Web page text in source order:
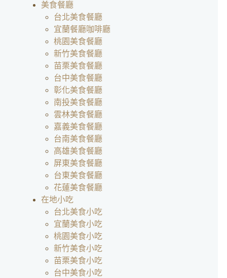
美食餐廳
台北美食餐廳
宜蘭餐廳咖啡廳
桃園美食餐廳
新竹美食餐廳
苗栗美食餐廳
台中美食餐廳
彰化美食餐廳
南投美食餐廳
雲林美食餐廳
嘉義美食餐廳
台南美食餐廳
高雄美食餐廳
屏東美食餐廳
台東美食餐廳
花蓮美食餐廳
在地小吃
台北美食小吃
宜蘭美食小吃
桃園美食小吃
新竹美食小吃
苗栗美食小吃
台中美食小吃